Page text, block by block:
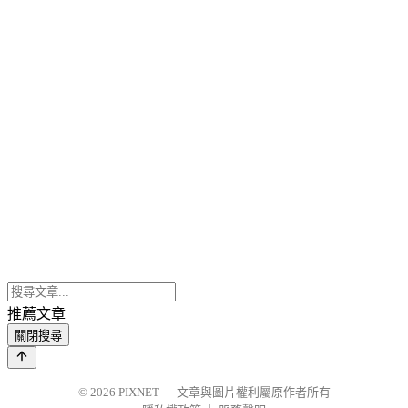
推薦文章
關閉搜尋
© 2026 PIXNET
文章與圖片權利屬原作者所有